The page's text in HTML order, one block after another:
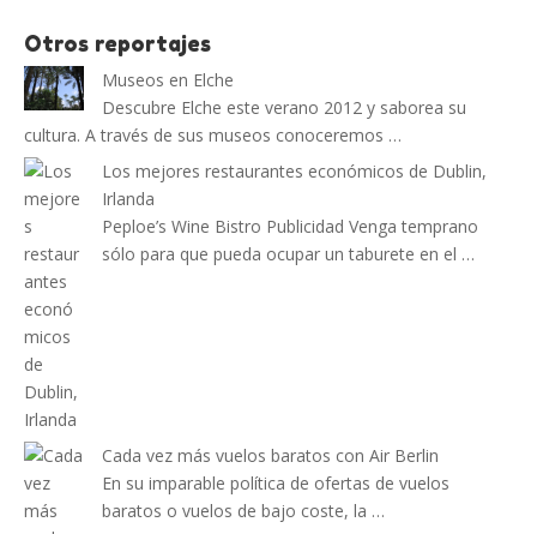
Otros reportajes
Museos en Elche
Descubre Elche este verano 2012 y saborea su
cultura. A través de sus museos conoceremos …
Los mejores restaurantes económicos de Dublin,
Irlanda
Peploe’s Wine Bistro Publicidad Venga temprano
sólo para que pueda ocupar un taburete en el …
Cada vez más vuelos baratos con Air Berlin
En su imparable política de ofertas de vuelos
baratos o vuelos de bajo coste, la …